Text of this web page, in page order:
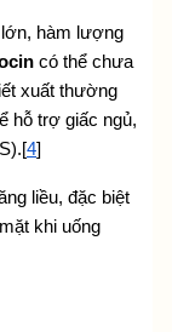
hàm lượng
có thể chưa
xuất thường
hỗ trợ giấc ngủ,
4]
liều, đặc biệt
khi uống